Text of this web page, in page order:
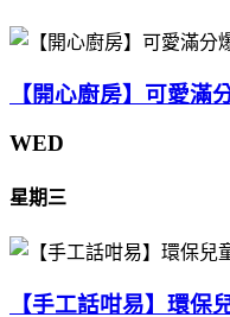
【開心廚房】可愛滿
WED
星期三
【手工話咁易】環保